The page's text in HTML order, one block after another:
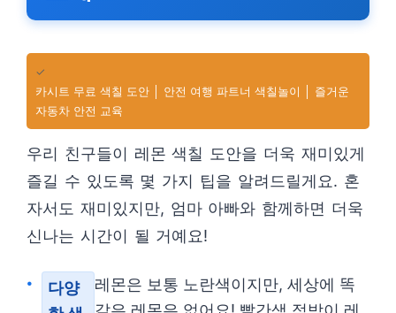
✓
카시트 무료 색칠 도안 │ 안전 여행 파트너 색칠놀이 │ 즐거운
자동차 안전 교육
우리 친구들이 레몬 색칠 도안을 더욱 재미있게
즐길 수 있도록 몇 가지 팁을 알려드릴게요. 혼
자서도 재미있지만, 엄마 아빠와 함께하면 더욱
신나는 시간이 될 거예요!
다양
레몬은 보통 노란색이지만, 세상에 똑